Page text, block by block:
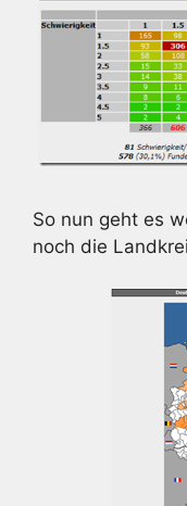
So nun geht es
noch die